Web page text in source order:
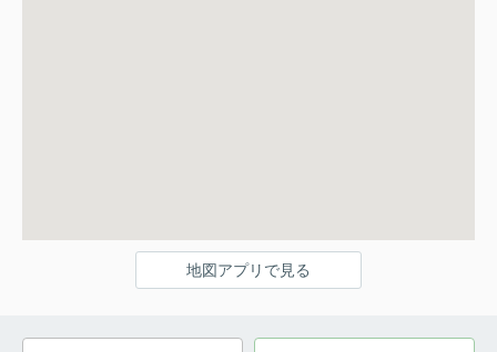
地図アプリで見る